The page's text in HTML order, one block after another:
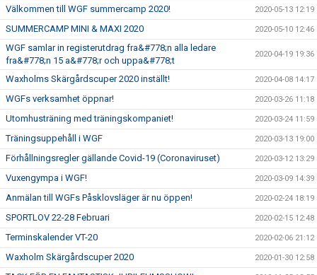
Välkommen till WGF summercamp 2020! 2020-05-13 12:19
SUMMERCAMP MINI & MAXI 2020 2020-05-10 12:46
WGF samlar in registerutdrag fra&#778;n alla ledare
fra&#778;n 15 a&#778;r och uppa&#778;t
2020-04-19 19:36
Waxholms Skärgårdscuper 2020 inställt! 2020-04-08 14:17
WGFs verksamhet öppnar! 2020-03-26 11:18
Utomhusträning med träningskompaniet! 2020-03-24 11:59
Träningsuppehåll i WGF 2020-03-13 19:00
Förhållningsregler gällande Covid-19 (Coronaviruset) 2020-03-12 13:29
Vuxengympa i WGF! 2020-03-09 14:39
Anmälan till WGFs Påsklovsläger är nu öppen! 2020-02-24 18:19
SPORTLOV 22-28 Februari 2020-02-15 12:48
Terminskalender VT-20 2020-02-06 21:12
Waxholm Skärgårdscuper 2020 2020-01-30 12:58